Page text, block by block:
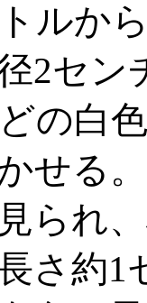
ルか
2セン
の白
せる
られ
さ約1